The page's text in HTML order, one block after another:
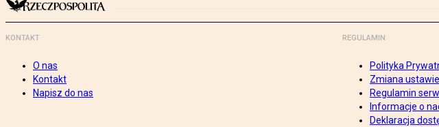
KONTAKT
O nas
Kontakt
Napisz do nas
REGULAMIN
Polityka
Zmiana
Regulamin
Informacje o
Deklaracja